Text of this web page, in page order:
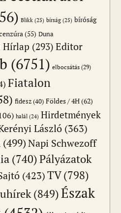
Blikk (25) bírság (25) bíróság
(55) Duna
Hírlap (293) Editor
(6751) elbocsátás (29)
Fiatalon
fidesz(40) Földes / 4H(62)
halál (24) Hirdetmények
László (363)
(499)Napi Schwezoff
(740)Pályázatok
(423)TV(798)
(849)Észak